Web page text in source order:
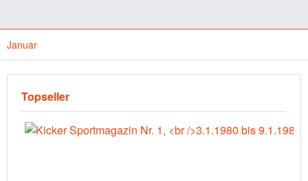
Januar
Topseller